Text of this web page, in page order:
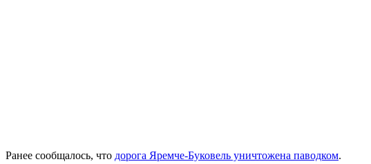
Ранее сообщалось, что дорога Яремче-Буковель уничтожена паводком.